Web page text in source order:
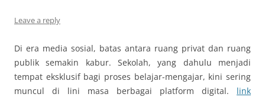
Leave a reply
Di era media sosial, batas antara ruang privat dan ruang
publik semakin kabur. Sekolah, yang dahulu menjadi
tempat eksklusif bagi proses belajar-mengajar, kini sering
muncul di lini masa berbagai platform digital. link